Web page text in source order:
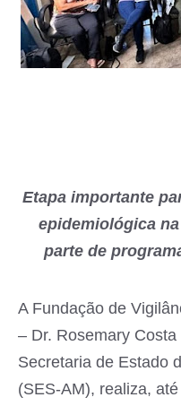
Etapa importante
epidemiológica
parte de
A Fundação de
– Dr. Rosemary
Secretaria de Estado
(SES-AM), realiza,